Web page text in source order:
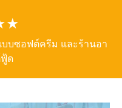
บบซอฟต์ครีม และร้านอา
ด